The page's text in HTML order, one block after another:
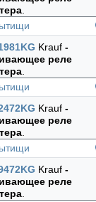
.
Krauf -
реле
.
Krauf -
реле
.
Krauf -
реле
.